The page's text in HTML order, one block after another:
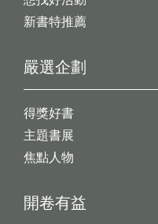
新書特推薦
開卷有益
嚴選企劃
得獎好書
主題書展
焦點人物